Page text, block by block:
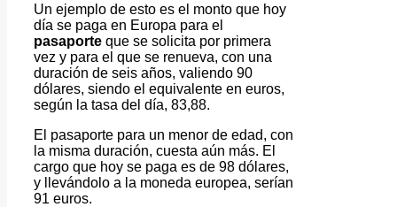
Un ejemplo de esto es el monto que hoy
día se paga en Europa para el
pasaporte que se solicita por primera
vez y para el que se renueva, con una
duración de seis años, valiendo 90
dólares, siendo el equivalente en euros,
según la tasa del día, 83,88.
El pasaporte para un menor de edad, con
la misma duración, cuesta aún más. El
cargo que hoy se paga es de 98 dólares,
y llevándolo a la moneda europea, serían
91 euros.